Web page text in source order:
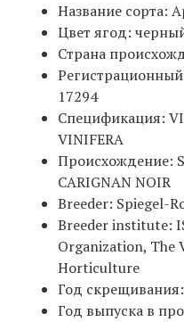
Название сорта:
Цвет ягод:
Страна
17294
Спецификация:
VINIFERA
Происхождение:
CARIGNAN NOIR
Breeder: Spiegel-
Breeder institute:
Organization, The
Horticulture
Год
Год выпуска в